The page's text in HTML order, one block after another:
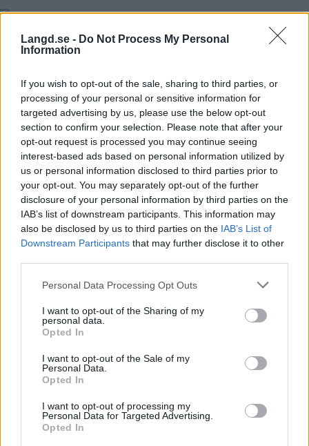
Langd.se - Do Not Process My Personal
Information
If you wish to opt-out of the sale, sharing to third parties, or
processing of your personal or sensitive information for
targeted advertising by us, please use the below opt-out
section to confirm your selection. Please note that after your
opt-out request is processed you may continue seeing
interest-based ads based on personal information utilized by
us or personal information disclosed to third parties prior to
your opt-out. You may separately opt-out of the further
disclosure of your personal information by third parties on the
IAB’s list of downstream participants. This information may
also be disclosed by us to third parties on the IAB’s List of
Downstream Participants that may further disclose it to other
Please note that this website/app uses one or more Google
not limited to your visit or usage behaviour. You may click to
grant or deny consent to Google and its third-party tags to
use your data for below specified purposes in below Google
consent section.
Personal Data Processing Opt Outs
I want to opt-out of the Sharing of my
personal data.
Opted In
I want to opt-out of the Sale of my
Personal Data.
Opted In
I want to opt-out of processing my
Personal Data for Targeted Advertising.
Opted In
Tour de ski| Traditionell längdåkning
Krüger starkast i klättringen –
Simen Hegstad Krüger var oerhört stark i den sista klättringen.
Johannes Hösflot Kläbo kunde hålla undan och till sin tredje
seger i Tour de Ski.
slutetappen.